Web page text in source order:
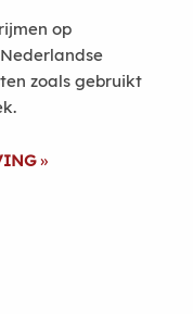
op
zoals gebruikt